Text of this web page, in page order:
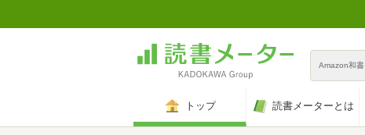
Amazon和書
トップ 読書メーターとは